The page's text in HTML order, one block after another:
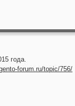
года.
forum.ru/topic/756/